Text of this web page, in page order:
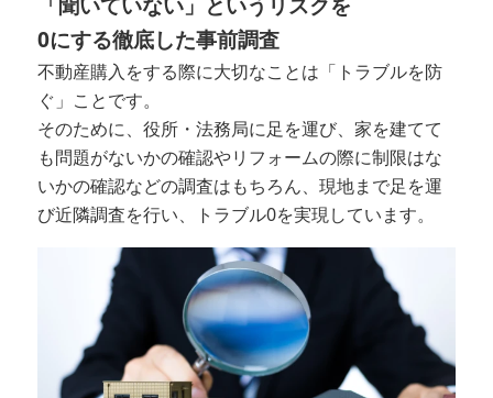
0にする徹底した事前調査
不動産購入をする際に大切なことは「トラブルを防
ぐ」ことです。
そのために、役所・法務局に足を運び、家を建てて
も問題がないかの確認やリフォームの際に制限はな
いかの確認などの調査はもちろん、現地まで足を運
び近隣調査を行い、トラブル0を実現しています。